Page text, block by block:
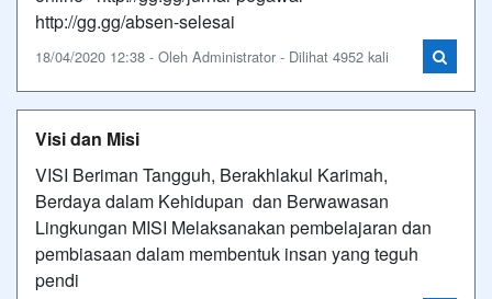
http://gg.gg/absen-selesai
18/04/2020 12:38 - Oleh Administrator - Dilihat 4952 kali
Visi dan Misi
VISI Beriman Tangguh, Berakhlakul Karimah,
Berdaya dalam Kehidupan dan Berwawasan
Lingkungan MISI Melaksanakan pembelajaran dan
pembiasaan dalam membentuk insan yang teguh
pendi